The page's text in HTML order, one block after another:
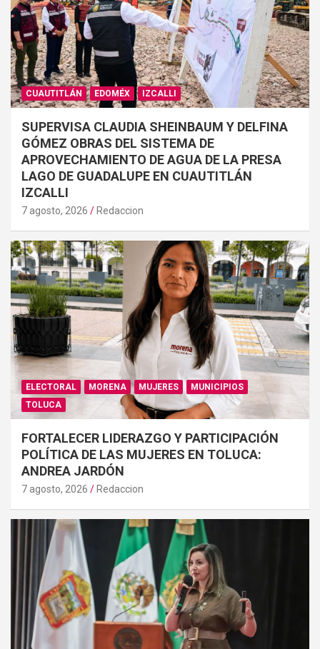
CUAUTITLÁN EDOMÉX IZCALLI
SUPERVISA CLAUDIA SHEINBAUM Y DELFINA
GÓMEZ OBRAS DEL SISTEMA DE
APROVECHAMIENTO DE AGUA DE LA PRESA
LAGO DE GUADALUPE EN CUAUTITLÁN
IZCALLI
7 agosto, 2026 Redaccion
ELECTORAL MORENA MUJERES
MUNICIPIOS
TOLUCA
FORTALECER LIDERAZGO Y PARTICIPACIÓN
POLÍTICA DE LAS MUJERES EN TOLUCA:
ANDREA JARDÓN
7 agosto, 2026 Redaccion